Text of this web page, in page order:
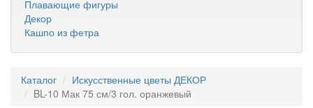
Плавающие фигуры
Декор
Кашпо из фетра
Каталог
Искусственные цветы ДЕКОР
BL-10 Мак 75 см/3 гол. оранжевый